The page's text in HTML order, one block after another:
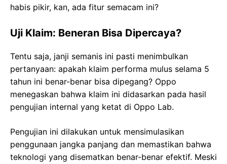
habis pikir, kan, ada fitur semacam ini?
Uji Klaim: Beneran Bisa Dipercaya?
Tentu saja, janji semanis ini pasti menimbulkan
pertanyaan: apakah klaim performa mulus selama 5
tahun ini benar-benar bisa dipegang? Oppo
menegaskan bahwa klaim ini didasarkan pada hasil
pengujian internal yang ketat di Oppo Lab.
Pengujian ini dilakukan untuk mensimulasikan
penggunaan jangka panjang dan memastikan bahwa
teknologi yang disematkan benar-benar efektif. Meski